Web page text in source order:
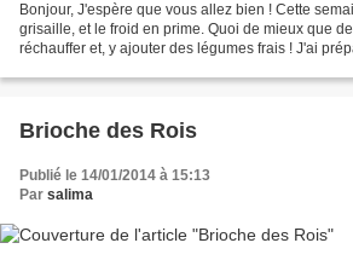
Bonjour, J'espère que vous allez bien ! Cette
grisaille, et le froid en prime. Quoi de mieux que
réchauffer et, y ajouter des légumes frais ! J'ai
Brioche des Rois
Publié le 14/01/2014 à 15:13
Par salima